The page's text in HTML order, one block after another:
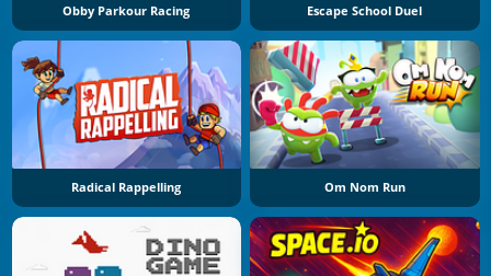
Obby Parkour Racing Escape School Duel
Radical Rappelling Om Nom Run